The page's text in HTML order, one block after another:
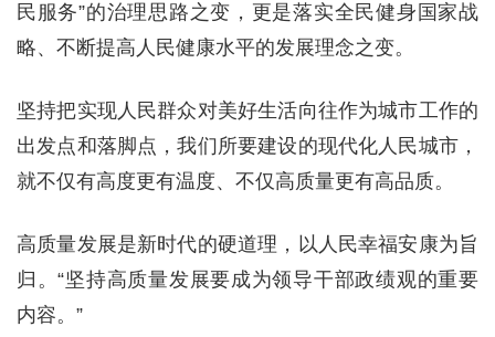
民服务”的治理思路之变，更是落实全民健身国家战
略、不断提高人民健康水平的发展理念之变。
坚持把实现人民群众对美好生活向往作为城市工作的
出发点和落脚点，我们所要建设的现代化人民城市，
就不仅有高度更有温度、不仅高质量更有高品质。
高质量发展是新时代的硬道理，以人民幸福安康为旨
归。“坚持高质量发展要成为领导干部政绩观的重要
内容。”